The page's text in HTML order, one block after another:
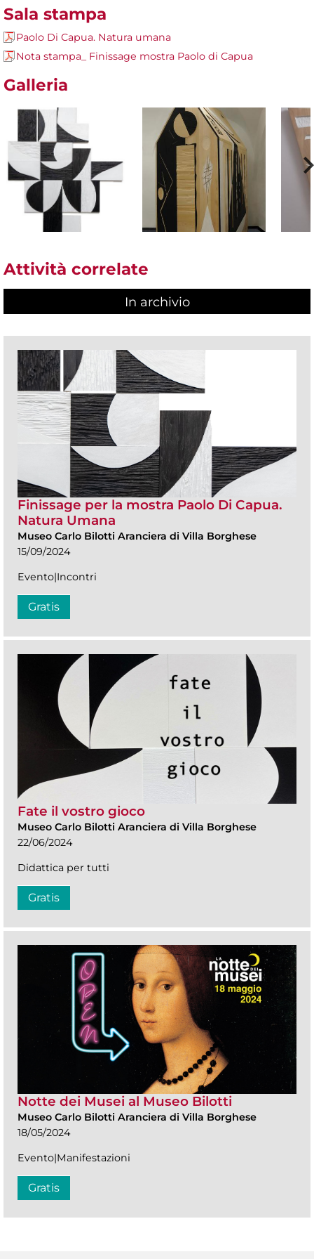
Sala stampa
Paolo Di Capua. Natura umana
Nota stampa_ Finissage mostra Paolo di Capua
Galleria
Attività correlate
In archivio
Finissage per la mostra Paolo Di Capua.
Natura Umana
Museo Carlo Bilotti Aranciera di Villa Borghese
15/09/2024
Evento|Incontri
Gratis
Fate il vostro gioco
Museo Carlo Bilotti Aranciera di Villa Borghese
22/06/2024
Didattica per tutti
Gratis
Notte dei Musei al Museo Bilotti
Museo Carlo Bilotti Aranciera di Villa Borghese
18/05/2024
Evento|Manifestazioni
Gratis